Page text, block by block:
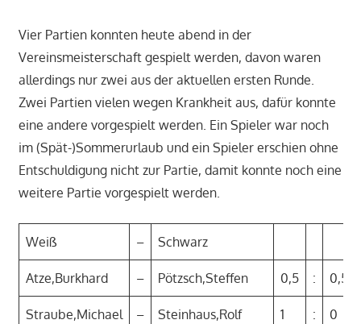
Vier Partien konnten heute abend in der
Vereinsmeisterschaft gespielt werden, davon waren
allerdings nur zwei aus der aktuellen ersten Runde.
Zwei Partien vielen wegen Krankheit aus, dafür konnte
eine andere vorgespielt werden. Ein Spieler war noch
im (Spät-)Sommerurlaub und ein Spieler erschien ohne
Entschuldigung nicht zur Partie, damit konnte noch eine
weitere Partie vorgespielt werden.
Weiß – Schwarz
Atze,Burkhard – Pötzsch,Steffen 0,5 : 0,5
Straube,Michael – Steinhaus,Rolf 1 : 0